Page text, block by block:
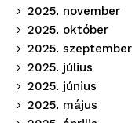
2025. november
2025. október
2025. szeptember
2025. július
2025. június
2025. május